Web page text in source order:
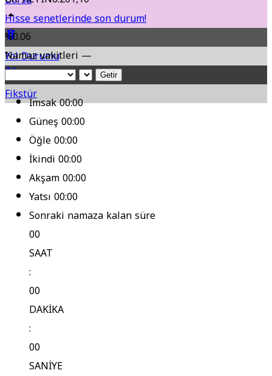
Hisse senetlerinde son durum!
Yol Durumu
Fikstür
%0.06
Namaz vakitleri —
Getir
İmsak00:00
Güneş00:00
Öğle00:00
İkindi00:00
Akşam00:00
Yatsı00:00
Sonraki namaza kalan süre
00
SAAT
:
00
DAKİKA
:
00
SANİYE